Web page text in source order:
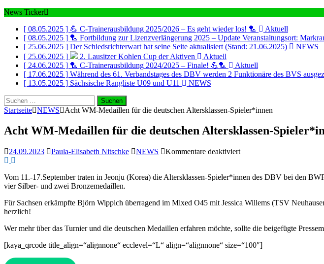
News Ticker
[ 08.05.2025 ] 💪 C-Trainerausbildung 2025/2026 – Es geht wieder los! 🏸
Aktuell
[ 08.05.2025 ] 🏸 Fortbildung zur Lizenzverlängerung 2025 – Update Veranstaltungsort:
[ 25.06.2025 ] Der Schiedsrichterwart hat seine Seite aktualisiert (Stand: 21.06.2025)
NEWS
[ 25.06.2025 ]
2. Lausitzer Kohlen Cup der Aktiven
Aktuell
[ 24.06.2025 ] 🏸 C-Trainerausbildung 2024/2025 – Finale! 💪🏸
Aktuell
[ 17.06.2025 ] Während des 61. Verbandstages des DBV werden 2 Funktionäre des BVS
[ 13.05.2025 ] Sächsische Rangliste U09 und U11
NEWS
Suchen
nach:
Startseite NEWS Acht WM-Medaillen für die deutschen Altersklassen-Spieler*innen
Acht WM-Medaillen für die deutschen Altersklassen-
24.09.2023 Paula-Elisabeth Nitschke NEWS Kommentare deaktiviertfür
Medaillen
deutschen
Vom 11.-17.September traten in Jeonju (Korea) die Altersklassen-Spieler*innen des DBV bei den
vier Silber- und zwei Bronzemedaillen.
Für Sachsen erkämpfte Björn Wippich überragend im Mixed O45 mit Jessica Willems (TSV
herzlich!
Wer mehr über das Turnier und die deutschen Medaillen erfahren möchte, sollte die beigefügte
[kaya_qrcode title_align=“alignnone“ ecclevel=“L“ align=“alignnone“ size=“100″]